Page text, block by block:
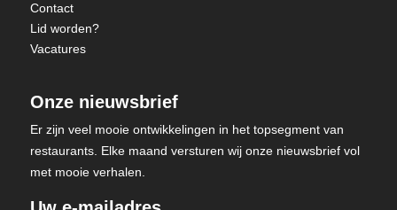
Contact
Lid worden?
Vacatures
Onze nieuwsbrief
Er zijn veel mooie ontwikkelingen in het topsegment van
restaurants. Elke maand versturen wij onze nieuwsbrief vol
met mooie verhalen.